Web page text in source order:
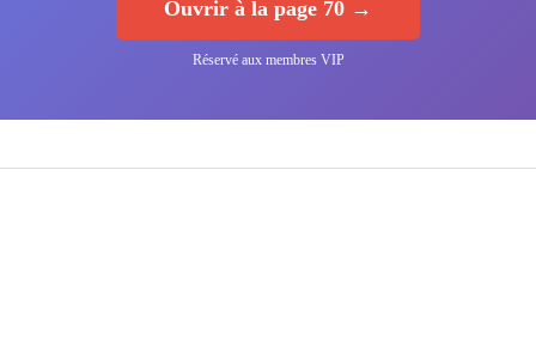
Ouvrir à la page 70 →
Réservé aux membres VIP